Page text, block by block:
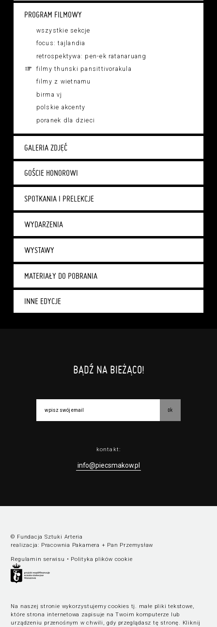
PROGRAM FILMOWY
wszystkie sekcje
focus: tajlandia
retrospektywa: pen-ek ratanaruang
filmy thunski pansittivorakula
filmy z wietnamu
birma vj
polskie akcenty
poranek dla dzieci
GALERIA ZDJĘĆ
GOŚCIE HONOROWI
SPOTKANIA I PRELEKCJE
WYDARZENIA
WYSTAWY
MATERIAŁY DO POBRANIA
INNE EDYCJE
BĄDŹ NA BIEŻĄCO!
ok
kontakt:
info@piecsmakow.pl
© Fundacja Sztuki Arteria
realizacja: Pracownia Pakamera + Pan Przemysław
Regulamin serwisu • Polityka plików cookie
Na naszej stronie wykorzystujemy cookies tj. małe pliki tekstowe,
które strona internetowa zapisuje na Twoim komputerze lub
urządzeniu przenośnym w chwili, gdy przeglądasz tę stronę. Kliknij